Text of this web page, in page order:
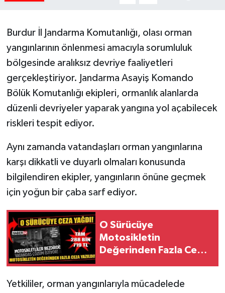
Burdur İl Jandarma Komutanlığı, olası orman
yangınlarının önlenmesi amacıyla sorumluluk
bölgesinde aralıksız devriye faaliyetleri
gerçekleştiriyor. Jandarma Asayiş Komando
Bölük Komutanlığı ekipleri, ormanlık alanlarda
düzenli devriyeler yaparak yangına yol açabilecek
riskleri tespit ediyor.
Aynı zamanda vatandaşları orman yangınlarına
karşı dikkatli ve duyarlı olmaları konusunda
bilgilendiren ekipler, yangınların önüne geçmek
için yoğun bir çaba sarf ediyor.
O Sürücüye
Motosikletin
Değerinden Fazla Ceza
Yetkililer, orman yangınlarıyla mücadelede
POLİTİKA
RESMİ İLANLAR
SAĞLIK
Spor
Teknoloji
Türkiye
Yerel
İletişim
Künye